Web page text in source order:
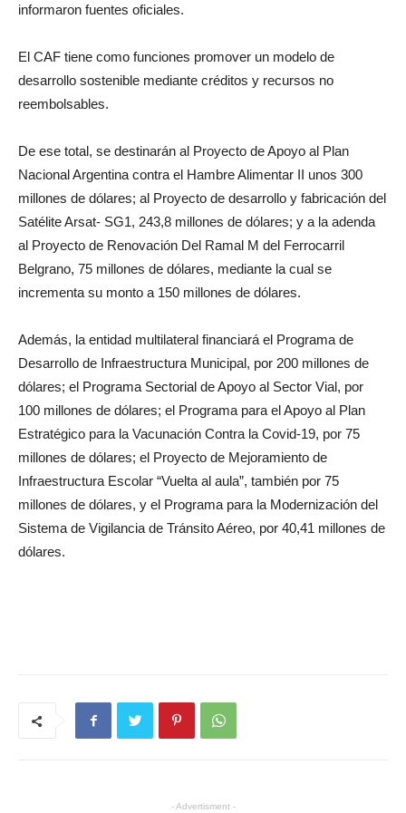
informaron fuentes oficiales.
El CAF tiene como funciones promover un modelo de
desarrollo sostenible mediante créditos y recursos no
reembolsables.
De ese total, se destinarán al Proyecto de Apoyo al Plan
Nacional Argentina contra el Hambre Alimentar II unos 300
millones de dólares; al Proyecto de desarrollo y fabricación del
Satélite Arsat- SG1, 243,8 millones de dólares; y a la adenda
al Proyecto de Renovación Del Ramal M del Ferrocarril
Belgrano, 75 millones de dólares, mediante la cual se
incrementa su monto a 150 millones de dólares.
Además, la entidad multilateral financiará el Programa de
Desarrollo de Infraestructura Municipal, por 200 millones de
dólares; el Programa Sectorial de Apoyo al Sector Vial, por
100 millones de dólares; el Programa para el Apoyo al Plan
Estratégico para la Vacunación Contra la Covid-19, por 75
millones de dólares; el Proyecto de Mejoramiento de
Infraestructura Escolar “Vuelta al aula”, también por 75
millones de dólares, y el Programa para la Modernización del
Sistema de Vigilancia de Tránsito Aéreo, por 40,41 millones de
dólares.
- Advertisment -